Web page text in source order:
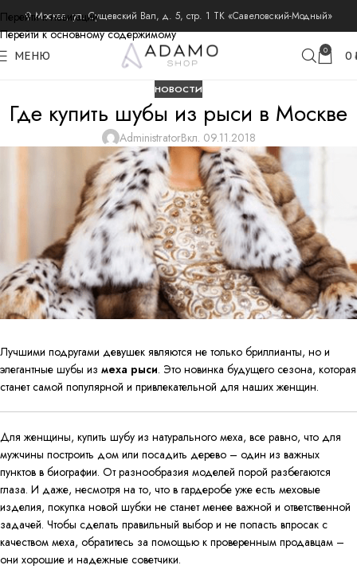
Перейти к навигации
Перейти к основному содержимому
⚲ Москва, ул. Сущевский Вал, д. 5, стр. 1 ТК «Савеловский-Модный»
МЕНЮ 0 0
НОВОСТИ
Где купить шубы из рыси в Москве
AdministratorВкл. 09.11.2018
Лучшими подругами девушек являются не только бриллианты, но и
элегантные шубы из меха рыси. Это новинка будущего сезона, которая
станет самой популярной и привлекательной для наших женщин.
Для женщины, купить шубу из натурального меха, все равно, что для
мужчины построить дом или посадить дерево – один из важных
пунктов в биографии. От разнообразия моделей порой разбегаются
глаза. И даже, несмотря на то, что в гардеробе уже есть меховые
изделия, покупка новой шубки не станет менее важной и ответственной
задачей. Чтобы сделать правильный выбор и не попасть впросак с
качеством меха, обратитесь за помощью к проверенным продавцам –
они хорошие и надежные советчики.